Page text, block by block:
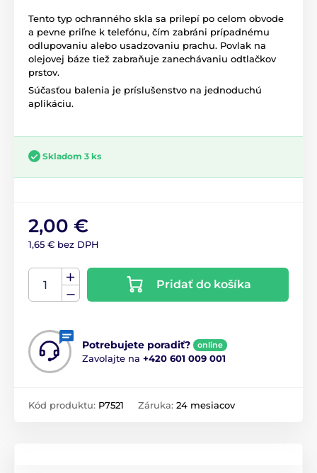
Tento typ ochranného skla sa prilepí po celom obvode
a pevne priľne k telefónu, čím zabráni prípadnému
odlupovaniu alebo usadzovaniu prachu. Povlak na
olejovej báze tiež zabraňuje zanechávaniu odtlačkov
prstov.
Súčasťou balenia je príslušenstvo na jednoduchú
aplikáciu.
Skladom 3 ks
2,00 €
1,65 € bez DPH
Pridať do košíka
Potrebujete poradiť? online
Zavolajte na +420 601 009 001
Kód produktu: P7521 Záruka: 24 mesiacov